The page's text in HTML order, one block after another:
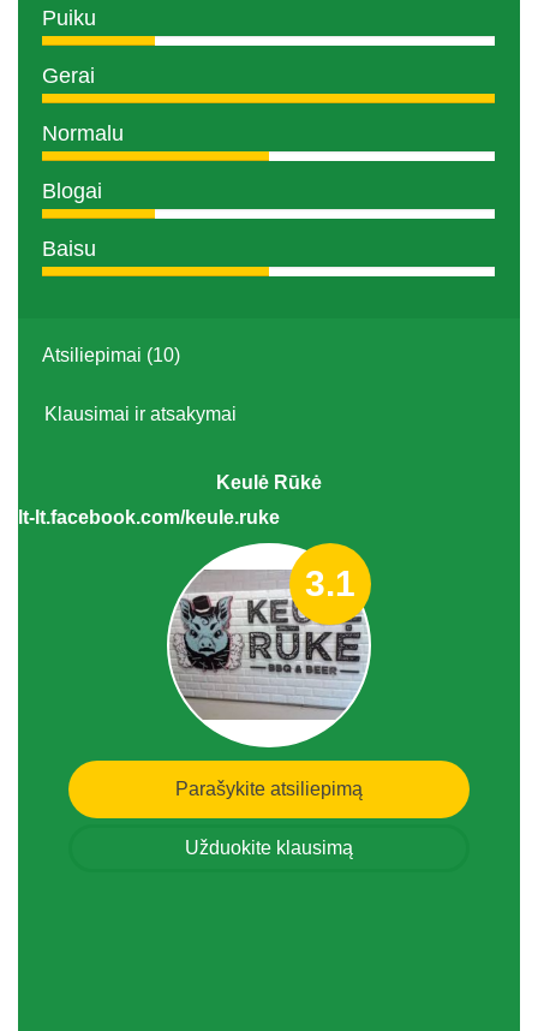
Puiku
Gerai
Normalu
Blogai
Baisu
Atsiliepimai (10)
Klausimai ir atsakymai
Keulė Rūkė
lt-lt.facebook.com/keule.ruke
3.1
Parašykite atsiliepimą
Užduokite klausimą